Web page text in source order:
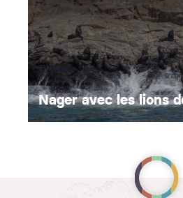
Nager avec les lions